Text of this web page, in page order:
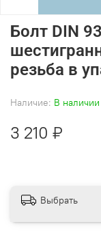
Наличие: В наличии
Болт DIN
резьба в
3 210 ₽
Выбрать